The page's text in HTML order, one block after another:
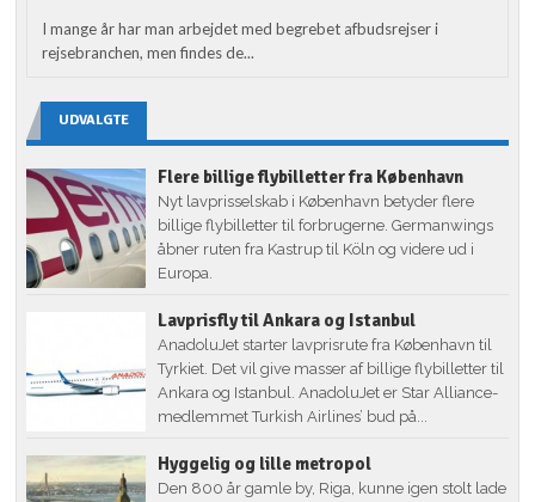
I mange år har man arbejdet med begrebet afbudsrejser i
rejsebranchen, men findes de...
UDVALGTE
Flere billige flybilletter fra København
Nyt lavprisselskab i København betyder flere
billige flybilletter til forbrugerne. Germanwings
åbner ruten fra Kastrup til Köln og videre ud i
Europa.
Lavprisfly til Ankara og Istanbul
AnadoluJet starter lavprisrute fra København til
Tyrkiet. Det vil give masser af billige flybilletter til
Ankara og Istanbul. AnadoluJet er Star Alliance-
medlemmet Turkish Airlines’ bud på...
Hyggelig og lille metropol
Den 800 år gamle by, Riga, kunne igen stolt lade